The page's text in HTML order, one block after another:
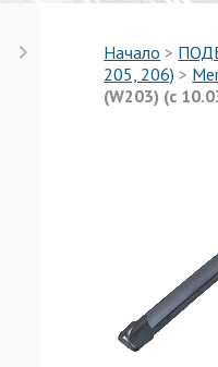
Начало >
205, 206) >
(W203) (с